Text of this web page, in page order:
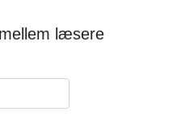
læsere